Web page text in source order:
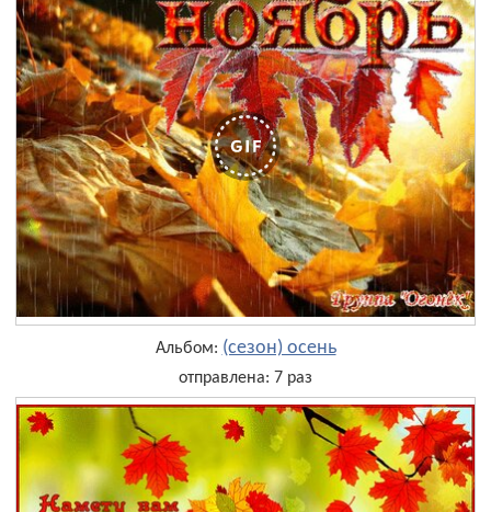
Альбом: (сезон) осень
отправлена: 7 раз